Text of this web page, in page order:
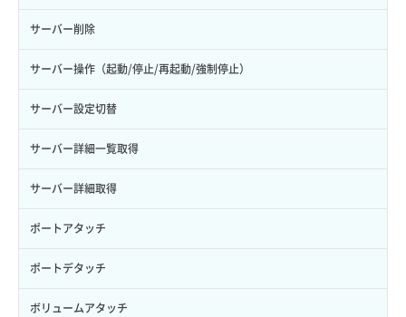
サーバー削除
サーバー操作（起動/停止/再起動/強制停止）
サーバー設定切替
サーバー詳細一覧取得
サーバー詳細取得
ポートアタッチ
ポートデタッチ
ボリュームアタッチ